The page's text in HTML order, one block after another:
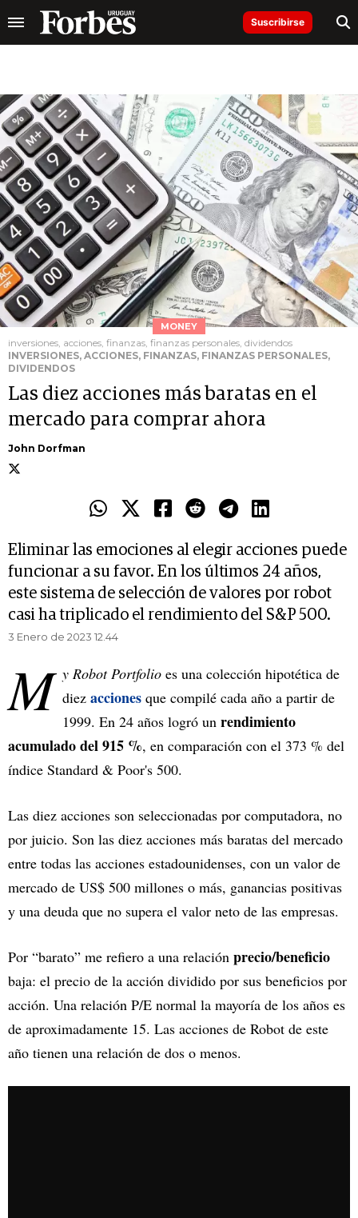
Suscribirse
MONEY
inversiones, acciones, finanzas, finanzas personales, dividendos
INVERSIONES, ACCIONES, FINANZAS, FINANZAS PERSONALES,
DIVIDENDOS
Las diez acciones más baratas en el
mercado para comprar ahora
John Dorfman
Eliminar las emociones al elegir acciones puede
funcionar a su favor. En los últimos 24 años,
este sistema de selección de valores por robot
casi ha triplicado el rendimiento del S&P 500.
3 Enero de 2023 12.44
M y Robot Portfolio es una colección hipotética de
diez acciones que compilé cada año a partir de
1999. En 24 años logró un rendimiento
acumulado del 915 %, en comparación con el 373 % del
índice Standard & Poor's 500.
Las diez acciones son seleccionadas por computadora, no
por juicio. Son las diez acciones más baratas del mercado
entre todas las acciones estadounidenses, con un valor de
mercado de US$ 500 millones o más, ganancias positivas
y una deuda que no supera el valor neto de las empresas.
Por “barato” me refiero a una relación precio/beneficio
baja: el precio de la acción dividido por sus beneficios por
acción. Una relación P/E normal la mayoría de los años es
de aproximadamente 15. Las acciones de Robot de este
año tienen una relación de dos o menos.